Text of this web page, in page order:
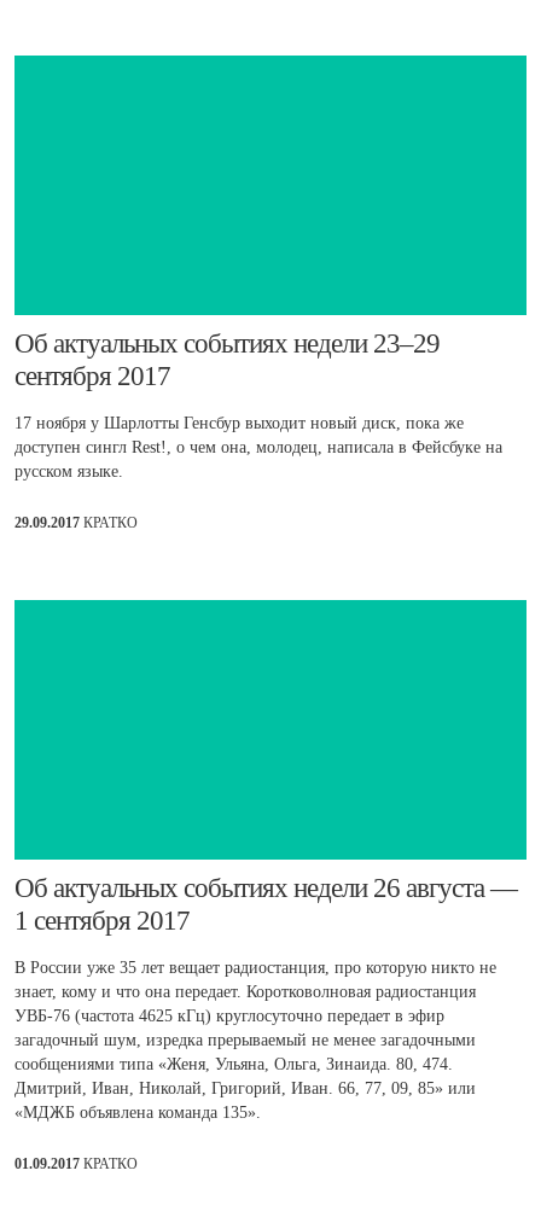
​Об актуальных событиях недели 23–29
сентября 2017
17 ноября у Шарлотты Генсбур выходит новый диск, пока же
доступен сингл Rest!, о чем она, молодец, написала в Фейсбуке на
русском языке.
29.09.2017 КРАТКО
​Об актуальных событиях недели 26 августа —
1 сентября 2017
В России уже 35 лет вещает радиостанция, про которую никто не
знает, кому и что она передает. Коротковолновая радиостанция
УВБ-76 (частота 4625 кГц) круглосуточно передает в эфир
загадочный шум, изредка прерываемый не менее загадочными
сообщениями типа «Женя, Ульяна, Ольга, Зинаида. 80, 474.
Дмитрий, Иван, Николай, Григорий, Иван. 66, 77, 09, 85» или
«МДЖБ объявлена команда 135».
01.09.2017 КРАТКО